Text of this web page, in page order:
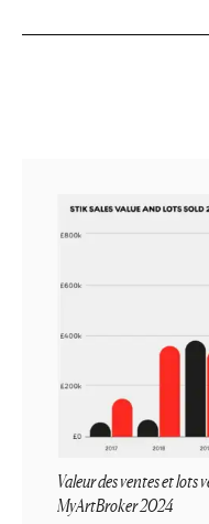
Valeur des ventes et
MyArtBroker 2024